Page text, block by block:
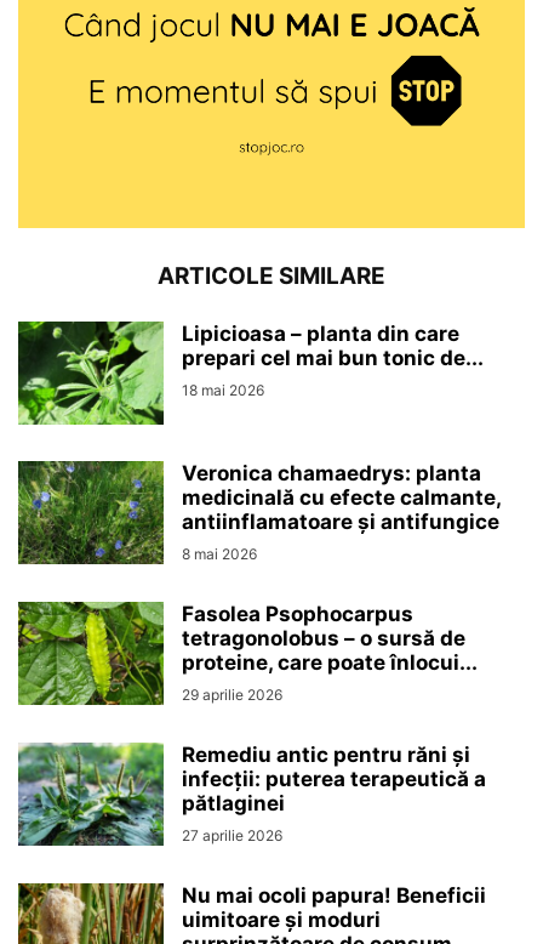
ARTICOLE SIMILARE
Lipicioasa – planta din care
prepari cel mai bun tonic de...
18 mai 2026
Veronica chamaedrys: planta
medicinală cu efecte calmante,
antiinflamatoare și antifungice
8 mai 2026
Fasolea Psophocarpus
tetragonolobus – o sursă de
proteine, care poate înlocui...
29 aprilie 2026
Remediu antic pentru răni și
infecții: puterea terapeutică a
pătlaginei
27 aprilie 2026
Nu mai ocoli papura! Beneficii
uimitoare și moduri